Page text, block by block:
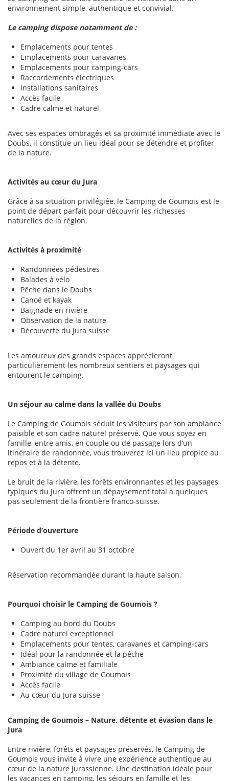
environnement simple, authentique et convivial.
Le camping dispose notamment de :
Emplacements pour tentes
Emplacements pour caravanes
Emplacements pour camping-cars
Raccordements électriques
Installations sanitaires
Accès facile
Cadre calme et naturel
Avec ses espaces ombragés et sa proximité immédiate avec le
Doubs, il constitue un lieu idéal pour se détendre et profiter
de la nature.
Activités au cœur du Jura
Grâce à sa situation privilégiée, le Camping de Goumois est le
point de départ parfait pour découvrir les richesses
naturelles de la région.
Activités à proximité
Randonnées pédestres
Balades à vélo
Pêche dans le Doubs
Canoë et kayak
Baignade en rivière
Observation de la nature
Découverte du Jura suisse
Les amoureux des grands espaces apprécieront
particulièrement les nombreux sentiers et paysages qui
entourent le camping.
Un séjour au calme dans la vallée du Doubs
Le Camping de Goumois séduit les visiteurs par son ambiance
paisible et son cadre naturel préservé. Que vous soyez en
famille, entre amis, en couple ou de passage lors d’un
itinéraire de randonnée, vous trouverez ici un lieu propice au
repos et à la détente.
Le bruit de la rivière, les forêts environnantes et les paysages
typiques du Jura offrent un dépaysement total à quelques
pas seulement de la frontière franco-suisse.
Période d’ouverture
Ouvert du 1er avril au 31 octobre
Réservation recommandée durant la haute saison.
Pourquoi choisir le Camping de Goumois ?
Camping au bord du Doubs
Cadre naturel exceptionnel
Emplacements pour tentes, caravanes et camping-cars
Idéal pour la randonnée et la pêche
Ambiance calme et familiale
Proximité du village de Goumois
Accès facile
Au cœur du Jura suisse
Camping de Goumois – Nature, détente et évasion dans le
Jura
Entre rivière, forêts et paysages préservés, le Camping de
Goumois vous invite à vivre une expérience authentique au
cœur de la nature jurassienne. Une destination idéale pour
les vacances en camping, les séjours en famille et les